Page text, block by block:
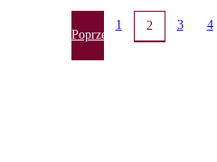
Poprzednia
1 2 3 4